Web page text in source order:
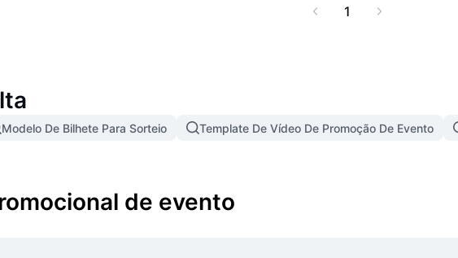
1
Modelo De Bilhete Para Sorteio Template De Vídeo De Promoção De Evento
de evento